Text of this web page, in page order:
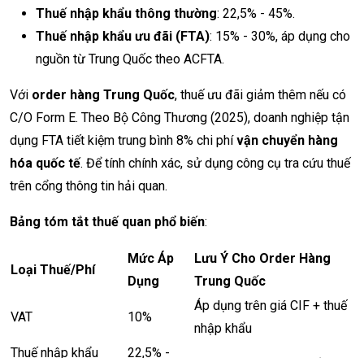
Thuế nhập khẩu thông thường: 22,5% - 45%.
Thuế nhập khẩu ưu đãi (FTA): 15% - 30%, áp dụng cho
nguồn từ Trung Quốc theo ACFTA.
Với order hàng Trung Quốc, thuế ưu đãi giảm thêm nếu có
C/O Form E. Theo Bộ Công Thương (2025), doanh nghiệp tận
dụng FTA tiết kiệm trung bình 8% chi phívận chuyển hàng
hóa quốc tế. Để tính chính xác, sử dụng công cụ tra cứu thuế
trên cổng thông tin hải quan.
Bảng tóm tắt thuế quan phổ biến:
Loại Thuế/Phí
Mức Áp
Dụng
Lưu Ý Cho Order Hàng
Trung Quốc
VAT 10%
Áp dụng trên giá CIF + thuế
nhập khẩu
Thuế nhập khẩu
22,5% -